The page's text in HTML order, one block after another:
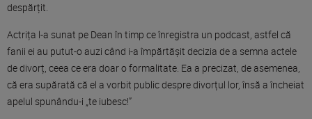
despărțit.
Actrița l-a sunat pe Dean în timp ce înregistra un podcast, astfel că
fanii ei au putut-o auzi când i-a împărtășit decizia de a semna actele
de divorț, ceea ce era doar o formalitate. Ea a precizat, de asemenea,
că era supărată că el a vorbit public despre divorțul lor, însă a încheiat
apelul spunându-i „te iubesc!”